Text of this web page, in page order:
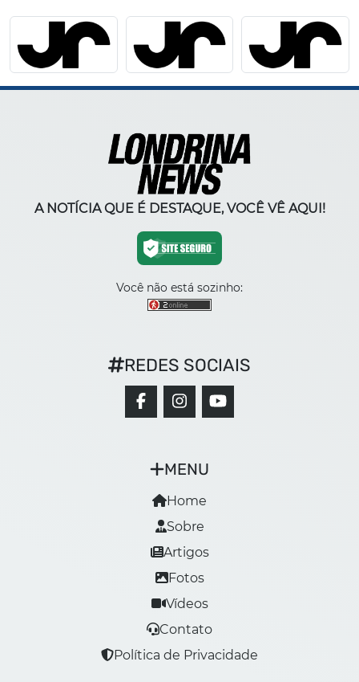
A NOTÍCIA QUE É DESTAQUE, VOCÊ VÊ AQUI!
Você não está sozinho:
MENU
Home
Sobre
Artigos
Fotos
Vídeos
Contato
Política de Privacidade
REDES SOCIAIS